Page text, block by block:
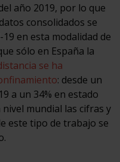
año 2019, por lo que
consolidados se
en esta modalidad de
sólo en España la
se ha
: desde un
a un 34% en estado
mundial las cifras y
este tipo de trabajo se